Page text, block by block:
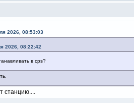
2026, 08:53:03
2026, 08:22:42
в cps?
станцию....